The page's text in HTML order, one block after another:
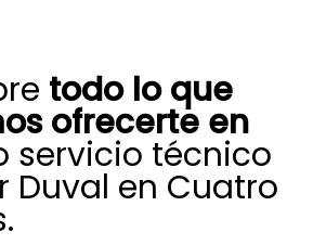
todo lo que
ofrecerte en
servicio técnico
Duval en Cuatro